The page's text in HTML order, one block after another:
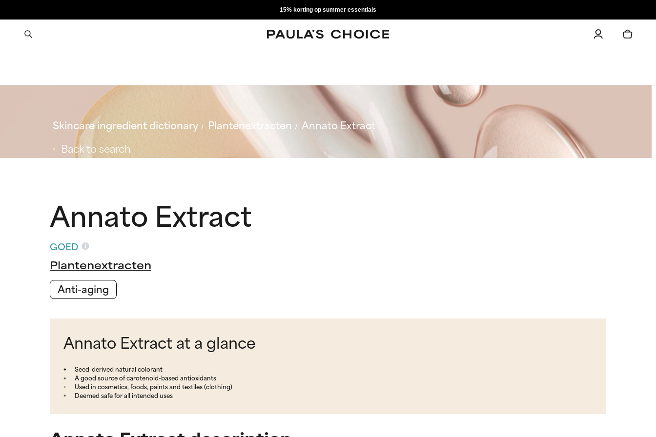
15% korting op summer essentials
Skincare ingredient dictionary Plantenextracten
Annato Extract
Back to search
Annato Extract
GOED
Plantenextracten
Anti-aging
Annato Extract at a glance
Seed-derived natural colorant
A good source of carotenoid-based antioxidants
Used in cosmetics, foods, paints and textiles (clothing)
Deemed safe for all intended uses